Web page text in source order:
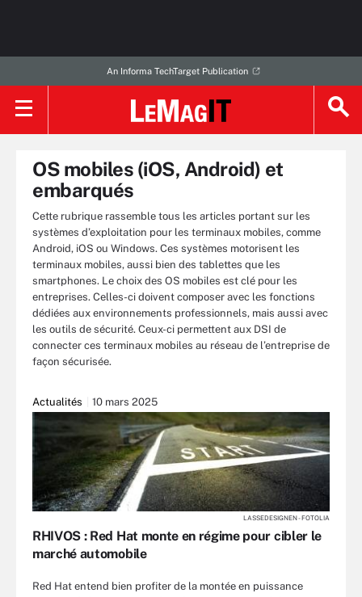
An Informa TechTarget Publication
OS mobiles (iOS, Android) et
embarqués
Cette rubrique rassemble tous les articles portant sur les
systèmes d’exploitation pour les terminaux mobiles, comme
Android, iOS ou Windows. Ces systèmes motorisent les
terminaux mobiles, aussi bien des tablettes que les
smartphones. Le choix des OS mobiles est clé pour les
entreprises. Celles-ci doivent composer avec les fonctions
dédiées aux environnements professionnels, mais aussi avec
les outils de sécurité. Ceux-ci permettent aux DSI de
connecter ces terminaux mobiles au réseau de l’entreprise de
façon sécurisée.
Actualités 10 mars 2025
LASSEDESIGNEN - FOTOLIA
RHIVOS : Red Hat monte en régime pour cibler le
marché automobile
Red Hat entend bien profiter de la montée en puissance